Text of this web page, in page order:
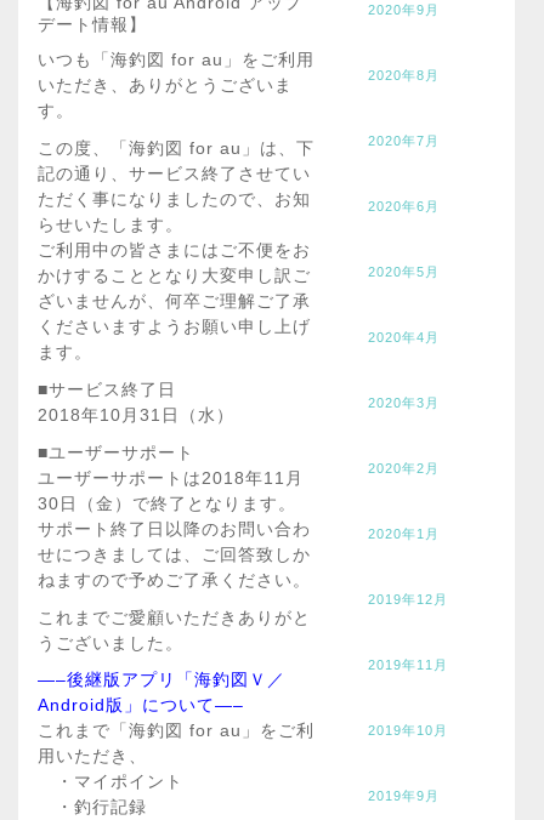
デート情報】
いつも「海釣図 for au」をご利用
いただき、ありがとうございま
す。
この度、「海釣図 for au」は、下
記の通り、サービス終了させてい
ただく事になりましたので、お知
らせいたします。
ご利用中の皆さまにはご不便をお
かけすることとなり大変申し訳ご
ざいませんが、何卒ご理解ご了承
くださいますようお願い申し上げ
ます。
■サービス終了日
2018年10月31日（水）
■ユーザーサポート
ユーザーサポートは2018年11月
30日（金）で終了となります。
サポート終了日以降のお問い合わ
せにつきましては、ご回答致しか
ねますので予めご了承ください。
これまでご愛顧いただきありがと
うございました。
—–後継版アプリ「海釣図Ｖ／
Android版」について—–
これまで「海釣図 for au」をご利
用いただき、
・マイポイント
・釣行記録
2020年9月
2020年8月
2020年7月
2020年6月
2020年5月
2020年4月
2020年3月
2020年2月
2020年1月
2019年12月
2019年11月
2019年10月
2019年9月